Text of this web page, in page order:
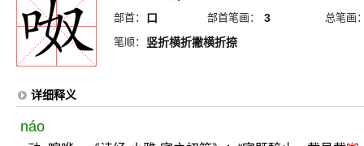
部首： 口 部首笔画： 3
总笔画
笔顺：
竖折横折撇横折捺
详细释义
náo